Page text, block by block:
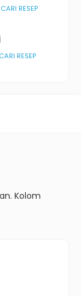
CARI RESEP
CARI RESEP
Kolom